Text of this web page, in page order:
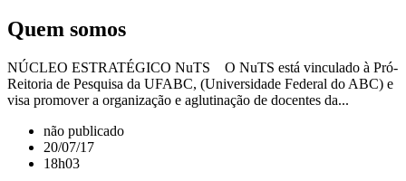
Quem somos
NÚCLEO ESTRATÉGICO NuTS O NuTS está vinculado à Pró-
Reitoria de Pesquisa da UFABC, (Universidade Federal do ABC) e
visa promover a organização e aglutinação de docentes da...
não publicado
20/07/17
18h03